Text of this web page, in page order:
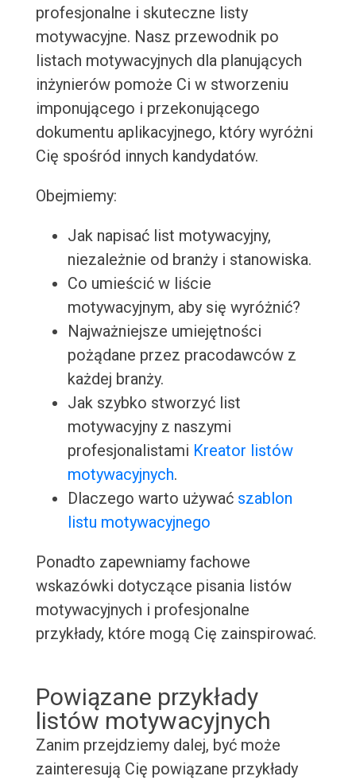
profesjonalne i skuteczne listy
motywacyjne. Nasz przewodnik po
listach motywacyjnych dla planujących
inżynierów pomoże Ci w stworzeniu
imponującego i przekonującego
dokumentu aplikacyjnego, który wyróżni
Cię spośród innych kandydatów.
Obejmiemy:
Jak napisać list motywacyjny,
niezależnie od branży i stanowiska.
Co umieścić w liście
motywacyjnym, aby się wyróżnić?
Najważniejsze umiejętności
pożądane przez pracodawców z
każdej branży.
Jak szybko stworzyć list
motywacyjny z naszymi
profesjonalistami Kreator listów
motywacyjnych.
Dlaczego warto używać szablon
listu motywacyjnego
Ponadto zapewniamy fachowe
wskazówki dotyczące pisania listów
motywacyjnych i profesjonalne
przykłady, które mogą Cię zainspirować.
Powiązane przykłady
listów motywacyjnych
Zanim przejdziemy dalej, być może
zainteresują Cię powiązane przykłady